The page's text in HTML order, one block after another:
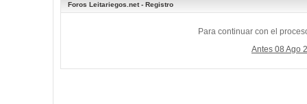
Foros Leitariegos.net - Registro
Para continuar con el
Antes 08 Ago